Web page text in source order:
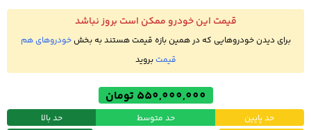
قیمت این خودرو ممکن است بروز نباشد
برای دیدن خودروهایی که در همین بازه قیمت هستند به بخش خودروهای هم
قیمتبروید
550,000,000 تومان
حد پایین حد متوسط حد بالا